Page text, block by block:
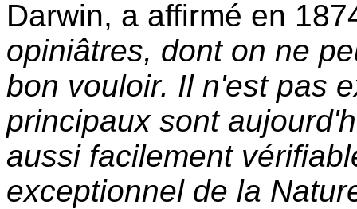
Darwin, a affirmé en
opiniâtres, dont on ne
bon vouloir. Il n'est pas
principaux sont
aussi facilement
exceptionnel de la